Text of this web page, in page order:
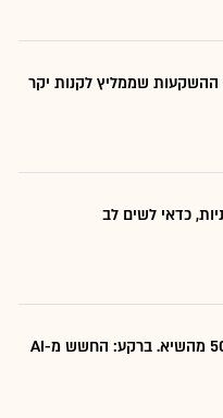
מנהל ההשקעות שממליץ לקנות יקר
כדאי לשים לב
מניית אמדוקס צנחה כ-50% מהשיא. ברקע: החשש מ-AI